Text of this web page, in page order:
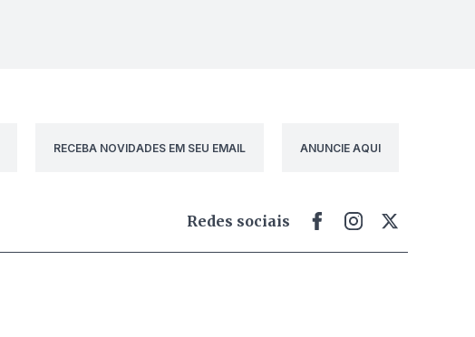
RECEBA NOVIDADES EM SEU EMAIL ANUNCIE AQUI
Redes sociais